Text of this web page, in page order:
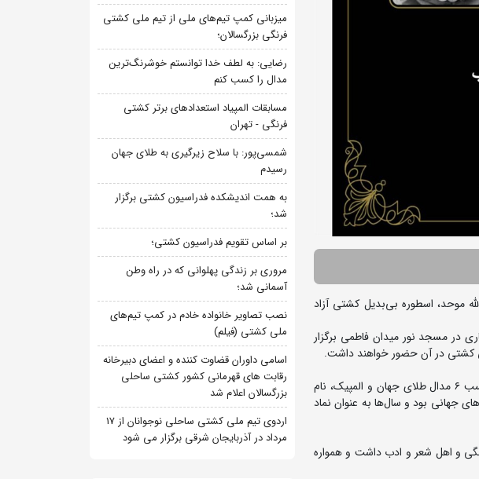
موحد، اسطوره بی‌بدیل کشتی آزاد
از ساعت 13:30 تا 15:00 روز سه‌شنبه ۲۲ اردیبهشت ماه جاری در مسجد نور میدان فاطمی برگزار
کشتی در آن حضور خواهند داشت.
زنده‌یاد عبدالله موحد یکی از پرافتخارترین چهره‌های تاریخ ورزش ایران و جهان به شمار می‌رود؛ نابغه‌ای که با کسب ۶ مدال طلای جهان و المپیک، نام
و پنج طلای پیاپی رقابت‌های جهانی بود و سال‌ها به عنوان نماد
و اهل شعر و ادب داشت و همواره
میزبانی کمپ تیم‌های ملی از تیم ملی کشتی
فرنگی بزرگسالان؛
رضایی: به لطف خدا توانستم خوشرنگ‌ترین
مدال را کسب کنم
مسابقات المپیاد استعدادهای برتر کشتی
فرنگی - تهران
شمسی‌پور: با سلاح زیرگیری به طلای جهان
رسیدم
به همت اندیشکده فدراسیون کشتی برگزار
شد؛
بر اساس تقویم فدراسیون کشتی؛
مروری بر زندگی پهلوانی که در راه وطن
آسمانی شد؛
نصب تصاویر خانواده خادم در کمپ تیم‌های
ملی کشتی (فیلم)
اسامی داوران قضاوت کننده و اعضای دبیرخانه
رقابت های قهرمانی کشور کشتی ساحلی
بزرگسالان اعلام شد
اردوی تیم ملی کشتی ساحلی نوجوانان از 17
مرداد در آذربایجان شرقی برگزار می شود